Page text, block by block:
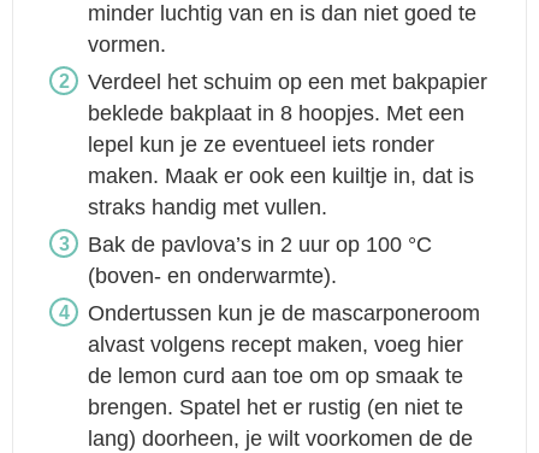
minder luchtig van en is dan niet goed te
vormen.
Verdeel het schuim op een met bakpapier
beklede bakplaat in 8 hoopjes. Met een
lepel kun je ze eventueel iets ronder
maken. Maak er ook een kuiltje in, dat is
straks handig met vullen.
Bak de pavlova’s in 2 uur op 100 °C
(boven- en onderwarmte).
Ondertussen kun je de mascarponeroom
alvast volgens recept maken, voeg hier
de lemon curd aan toe om op smaak te
brengen. Spatel het er rustig (en niet te
lang) doorheen, je wilt voorkomen de de